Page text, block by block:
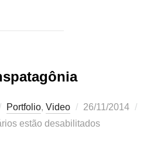
Portfolio, Video
Postado
em
26/11/2014
estão desabilitados